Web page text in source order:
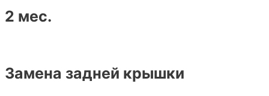
2 мес.
Замена задней крышки